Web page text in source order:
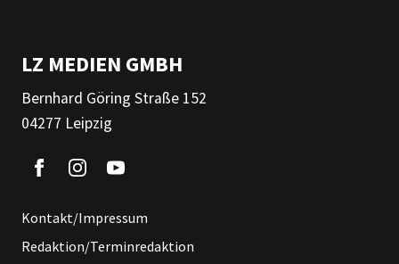
LZ MEDIEN GMBH
Bernhard Göring Straße 152
04277 Leipzig
Kontakt/Impressum
Redaktion/Terminredaktion